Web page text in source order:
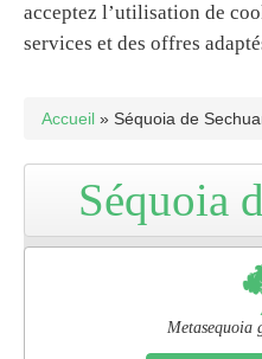
acceptez l’utilisation de
services et des offres
Accueil » Séquoia de
Séquoia
Metasequoia